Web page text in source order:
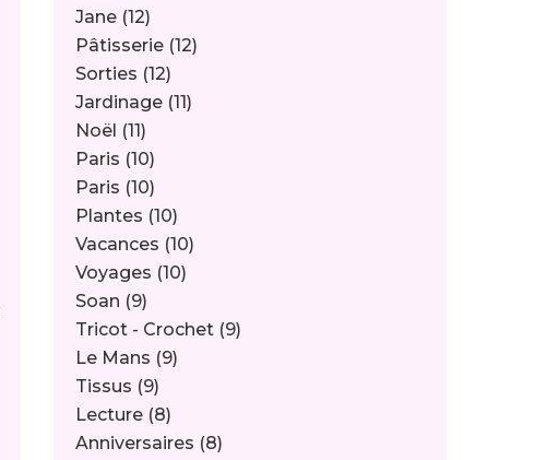
Jane (12)
Pâtisserie (12)
Sorties (12)
Jardinage (11)
Noël (11)
Paris (10)
Paris (10)
Plantes (10)
Vacances (10)
Voyages (10)
Soan (9)
Tricot - Crochet (9)
Le Mans (9)
Tissus (9)
Lecture (8)
Anniversaires (8)